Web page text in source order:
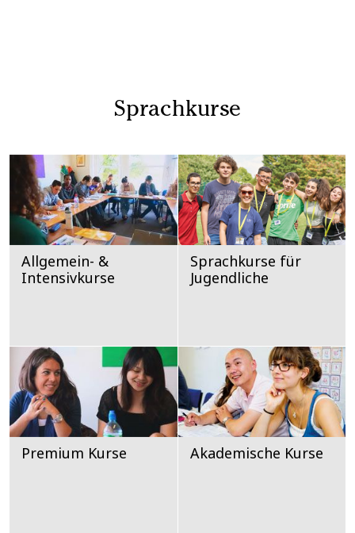
Sprachkurse
Allgemein- &
Intensivkurse
Sprachkurse für
Jugendliche
Premium Kurse Akademische Kurse